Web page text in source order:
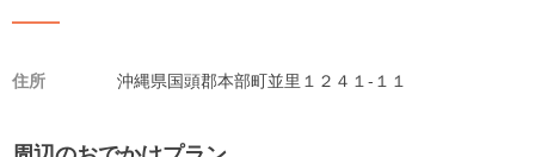
住所 沖縄県国頭郡本部町並里１２４１-１１